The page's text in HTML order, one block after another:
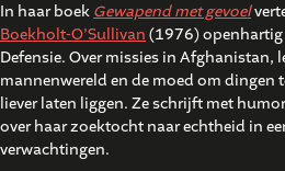
In haar boek Gewapend met gevoel
Boekholt-O’Sullivan (1976)
Defensie. Over missies in Afghanistan,
mannenwereld en de moed om dingen
liever laten liggen. Ze schrijft met
over haar zoektocht naar echtheid in
verwachtingen.